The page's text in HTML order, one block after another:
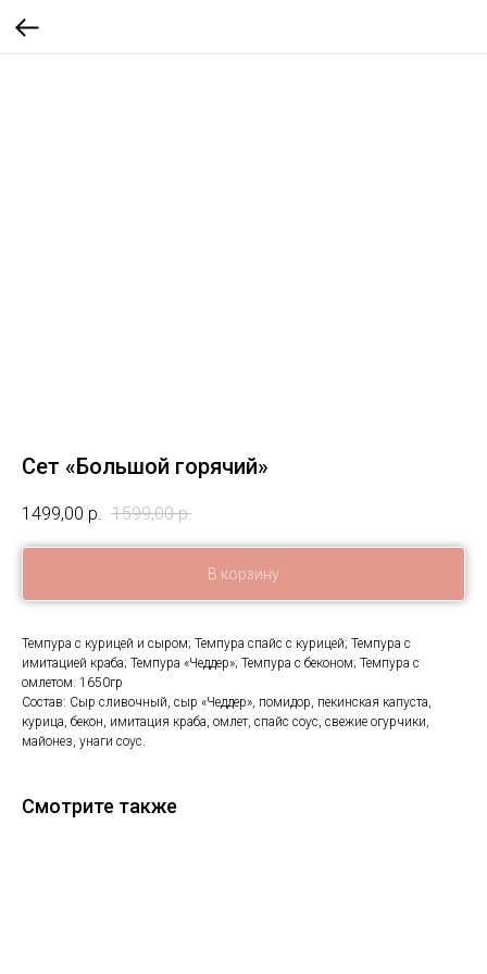
Сет «Большой горячий»
1499,00 р. 1599,00 р.
В корзину
Темпура с курицей и сыром; Темпура спайс с курицей; Темпура с
имитацией краба; Темпура «Чеддер»; Темпура с беконом; Темпура с
омлетом. 1650гр
Состав: Сыр сливочный, сыр «Чеддер», помидор, пекинская капуста,
курица, бекон, имитация краба, омлет, спайс соус, свежие огурчики,
майонез, унаги соус.
Смотрите также